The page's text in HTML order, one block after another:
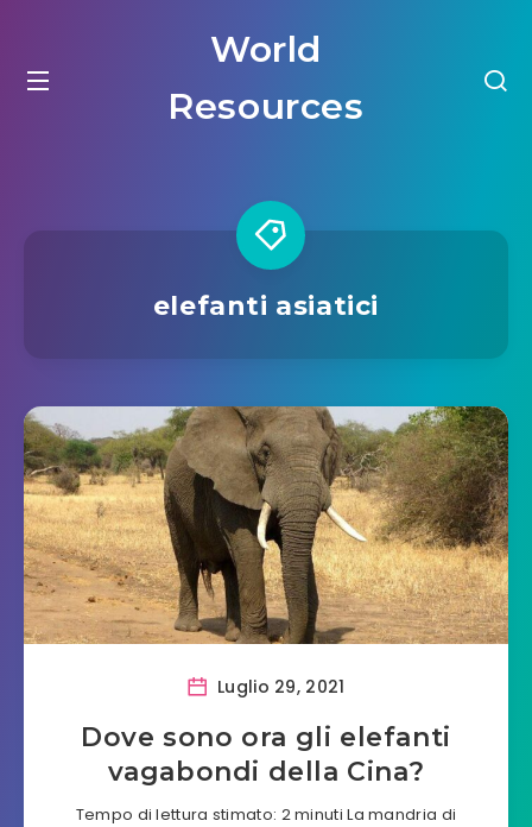
World
Resources
elefanti asiatici
Luglio 29, 2021
Dove sono ora gli elefanti
vagabondi della Cina?
Tempo di lettura stimato: 2 minuti La mandria di